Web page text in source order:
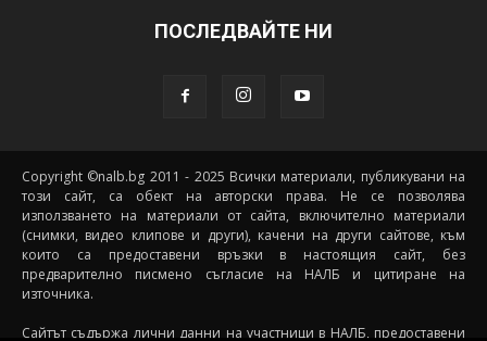
ПОСЛЕДВАЙТЕ НИ
Copyright ©nalb.bg 2011 - 2025 Всички материали, публикувани на
този сайт, са обект на авторски права. Не се позволява
използването на материали от сайта, включително материали
(снимки, видео клипове и други), качени на други сайтове, към
които са предоставени връзки в настоящия сайт, без
предварително писмено съгласие на НАЛБ и цитиране на
източника.
Сайтът съдържа лични данни на участници в НАЛБ, предоставени